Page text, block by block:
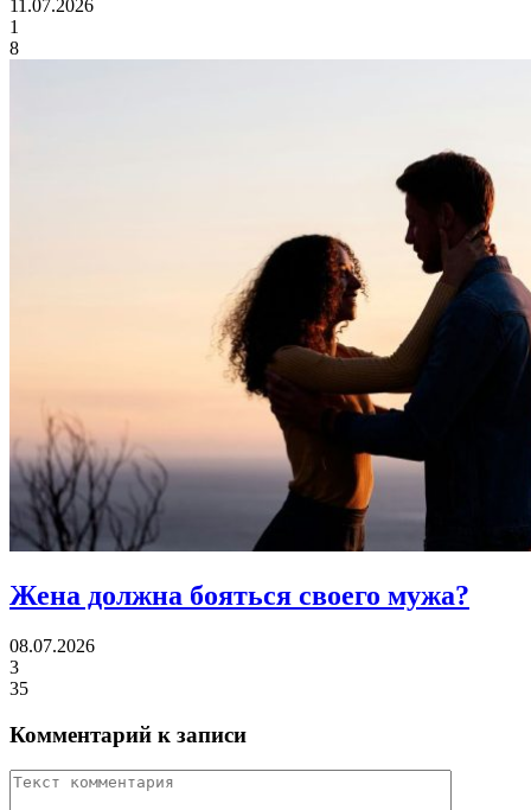
11.07.2026
1
8
Жена должна бояться своего мужа?
08.07.2026
3
35
Комментарий к записи